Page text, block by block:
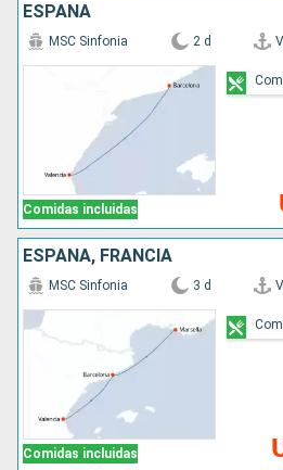
ESPAÑA
Comidas incluidas
MSC Sinfonia 2 d
ESPAÑA, FRANCIA
Comidas incluidas
MSC Sinfonia 3 d